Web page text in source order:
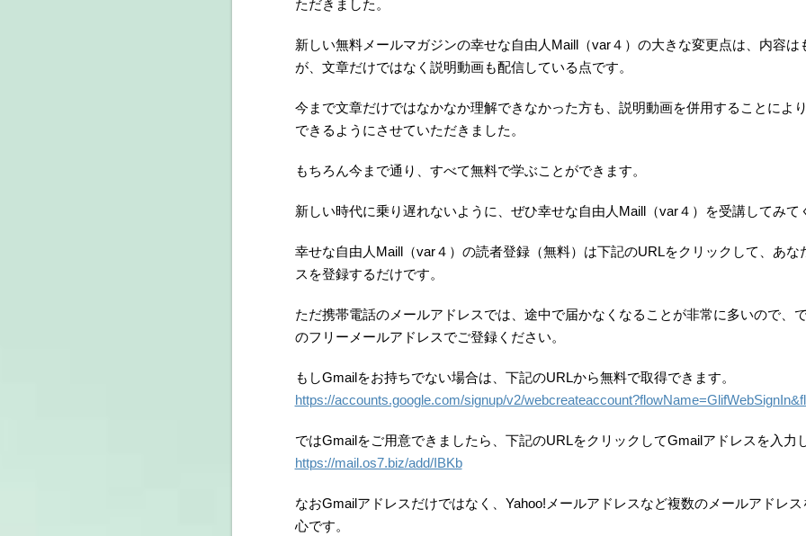
ただきました。
新しい無料メールマガジンの幸せな自由人Maill（var４）の大きな変更点は、内容は
が、文章だけではなく説明動画も配信している点です。
今まで文章だけではなかなか理解できなかった方も、説明動画を併用することによ
できるようにさせていただきました。
もちろん今まで通り、すべて無料で学ぶことができます。
新しい時代に乗り遅れないように、ぜひ幸せな自由人Maill（var４）を受講してみて
幸せな自由人Maill（var４）の読者登録（無料）は下記のURLをクリックして、あな
スを登録するだけです。
ただ携帯電話のメールアドレスでは、途中で届かなくなることが非常に多いので、
のフリーメールアドレスでご登録ください。
もしGmailをお持ちでない場合は、下記のURLから無料で取得できます。
https://accounts.google.com/signup/v2/
ではGmailをご用意できましたら、下記のURLをクリックしてGmailアドレスを入力
https://mail.os7.biz/add/IBKb
なおGmailアドレスだけではなく、Yahoo!メールアドレスなど複数のメールアドレ
心です。